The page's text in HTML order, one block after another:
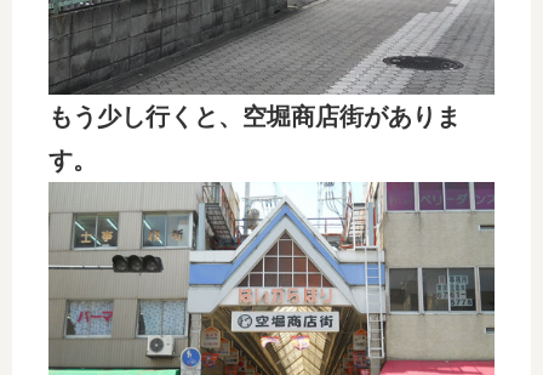
もう少し行くと、空堀商店街がありま
す。